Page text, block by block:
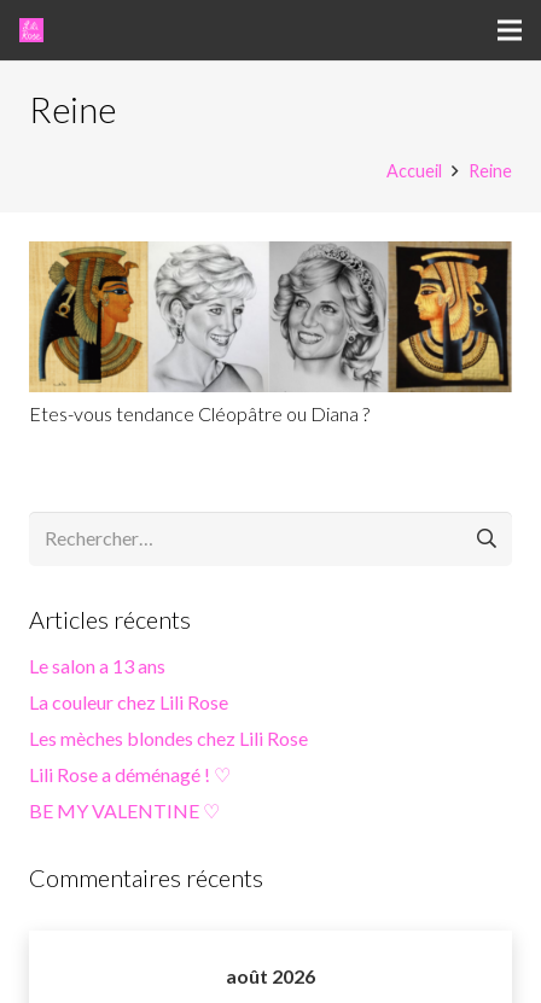
Reine
Accueil Reine
Etes-vous tendance Cléopâtre ou Diana ?
Articles récents
Le salon a 13 ans
La couleur chez Lili Rose
Les mèches blondes chez Lili Rose
Lili Rose a déménagé ! ♡
BE MY VALENTINE ♡
Commentaires récents
août 2026